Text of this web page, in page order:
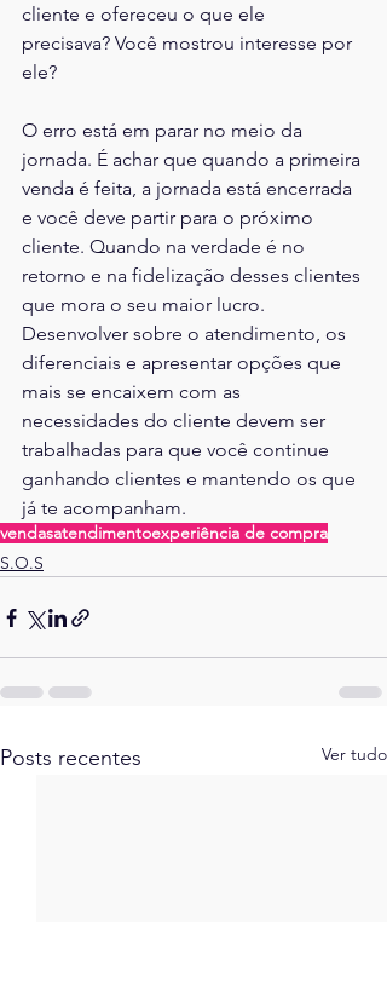
cliente e ofereceu o que ele
precisava? Você mostrou interesse por
ele?
O erro está em parar no meio da
jornada. É achar que quando a primeira
venda é feita, a jornada está encerrada
e você deve partir para o próximo
cliente. Quando na verdade é no
retorno e na fidelização desses clientes
que mora o seu maior lucro.
Desenvolver sobre o atendimento, os
diferenciais e apresentar opções que
mais se encaixem com as
necessidades do cliente devem ser
trabalhadas para que você continue
ganhando clientes e mantendo os que
já te acompanham.
vendasatendimentoexperiência de compra
S.O.S
Posts recentes Ver tudo